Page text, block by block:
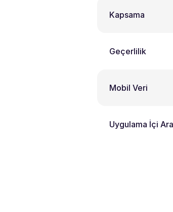
Kapsama
Geçerlilik
Mobil Veri
Uygulama İçi